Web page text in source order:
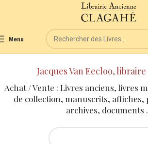
Menu
Jacques Van Eecloo,
Achat / Vente : Livres anciens, livres
de collection, manuscrits, affiches,
archives, documents